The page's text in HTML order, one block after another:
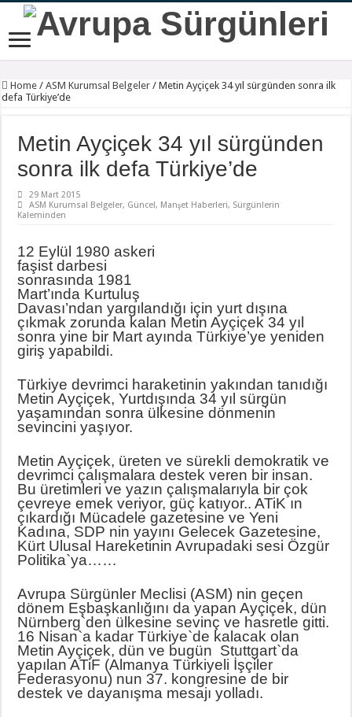
Home / ASM Kurumsal Belgeler / Metin Ayçiçek 34 yıl sürgünden sonra ilk
defa Türkiye’de
Metin Ayçiçek 34 yıl sürgünden
sonra ilk defa Türkiye’de
29 Mart 2015
ASM Kurumsal Belgeler, Güncel, Manşet Haberleri, Sürgünlerin
Kaleminden
12 Eylül 1980 askeri
faşist darbesi
sonrasında 1981
Mart’ında Kurtuluş
Davası’ndan yargılandığı için yurt dışına
çıkmak zorunda kalan Metin Ayçiçek 34 yıl
sonra yine bir Mart ayında Türkiye’ye yeniden
giriş yapabildi.
Türkiye devrimci haraketinin yakından tanıdığı
Metin Ayçiçek, Yurtdışında 34 yıl sürgün
yaşamından sonra ülkesine dönmenin
sevincini yaşıyor.
Metin Ayçiçek, üreten ve sürekli demokratik ve
devrimci çalışmalara destek veren bir insan.
Bu üretimleri ve yazın çalışmalarıyla bir çok
çevreye emek veriyor, güç katıyor.. ATiK ın
çıkardığı Mücadele gazetesine ve Yeni
Kadına, SDP nin yayını Gelecek Gazetesine,
Kürt Ulusal Hareketinin Avrupadaki sesi Özgür
Politika`ya……
Avrupa Sürgünler Meclisi (ASM) nin geçen
dönem Eşbaşkanlığını da yapan Ayçiçek, dün
Nürnberg`den ülkesine sevinç ve hasretle gitti.
16 Nisan`a kadar Türkiye`de kalacak olan
Metin Ayçiçek, dün ve bugün Stuttgart`da
yapılan ATiF (Almanya Türkiyeli İşçiler
Federasyonu) nun 37. kongresine de bir
destek ve dayanışma mesajı yolladı.